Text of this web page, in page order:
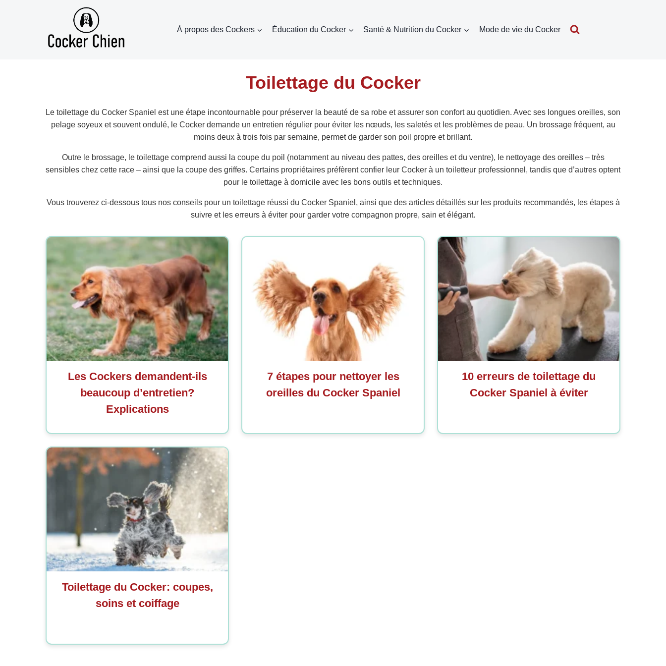
À propos des Cockers Éducation du Cocker Santé & Nutrition du Cocker Mode de vie du Cocker
Toilettage du Cocker
Le toilettage du Cocker Spaniel est une étape incontournable pour préserver la beauté de sa robe et assurer son confort au quotidien. Avec ses longues oreilles, son
pelage soyeux et souvent ondulé, le Cocker demande un entretien régulier pour éviter les nœuds, les saletés et les problèmes de peau. Un brossage fréquent, au
moins deux à trois fois par semaine, permet de garder son poil propre et brillant.
Outre le brossage, le toilettage comprend aussi la coupe du poil (notamment au niveau des pattes, des oreilles et du ventre), le nettoyage des oreilles – très
sensibles chez cette race – ainsi que la coupe des griffes. Certains propriétaires préfèrent confier leur Cocker à un toiletteur professionnel, tandis que d’autres optent
pour le toilettage à domicile avec les bons outils et techniques.
Vous trouverez ci-dessous tous nos conseils pour un toilettage réussi du Cocker Spaniel, ainsi que des articles détaillés sur les produits recommandés, les étapes à
suivre et les erreurs à éviter pour garder votre compagnon propre, sain et élégant.
Les Cockers demandent-ils
beaucoup d’entretien?
Explications
7 étapes pour nettoyer les
oreilles du Cocker Spaniel
10 erreurs de toilettage du
Cocker Spaniel à éviter
Toilettage du Cocker: coupes,
soins et coiffage